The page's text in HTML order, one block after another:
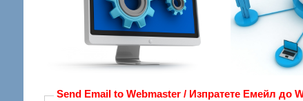
Send Email to Webmaster / Изпратете Емейл до